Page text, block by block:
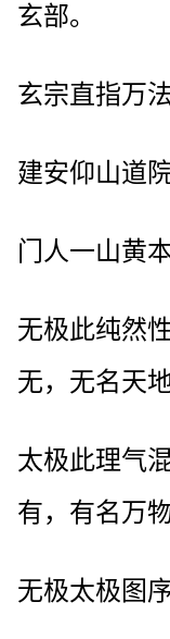
玄部。
玄宗直指万
建安仰山道
门人一山黄
无极此纯然
无，无名天
太极此理气
有，有名万
无极太极图